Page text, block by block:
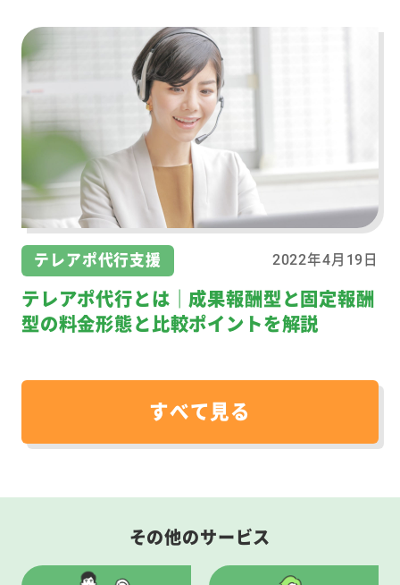
テレアポ代行支援 2022年4月19日
テレアポ代行とは｜成果報酬型と固定報酬
型の料金形態と比較ポイントを解説
すべて見る
その他のサービス